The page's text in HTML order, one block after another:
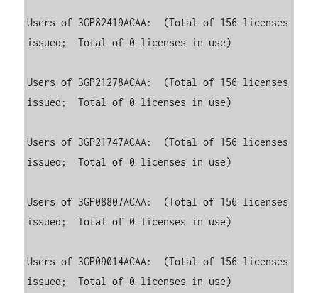
Users of 3GP82419ACAA:  (Total of 156 licenses
issued;  Total of 0 licenses in use)
Users of 3GP21278ACAA:  (Total of 156 licenses
issued;  Total of 0 licenses in use)
Users of 3GP21747ACAA:  (Total of 156 licenses
issued;  Total of 0 licenses in use)
Users of 3GP08807ACAA:  (Total of 156 licenses
issued;  Total of 0 licenses in use)
Users of 3GP09014ACAA:  (Total of 156 licenses
issued;  Total of 0 licenses in use)